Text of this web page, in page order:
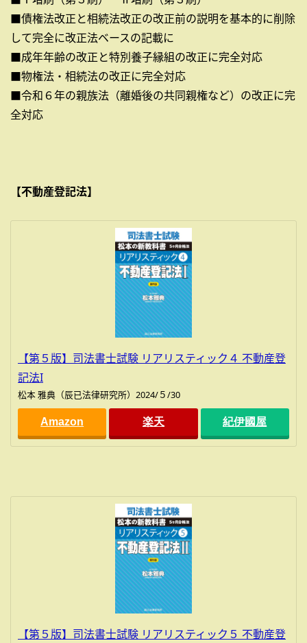
■債権法改正と相続法改正の改正前の説明を基本的に削除
して完全に改正法ベースの記載に
■成年年齢の改正と特別養子縁組の改正に完全対応
■物権法・相続法の改正に完全対応
■令和６年の親族法（離婚後の共同親権など）の改正に完
全対応
【不動産登記法】
【第５版】司法書士試験 リアリスティック４ 不動産登
記法I
松本 雅典（辰已法律研究所）2024/５/30
Amazon 楽天 紀伊國屋
【第５版】司法書士試験 リアリスティック５ 不動産登